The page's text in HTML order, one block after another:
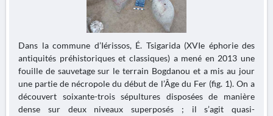
Dans la commune d’Iérissos, É. Tsigarida (XVIe éphorie des
antiquités préhistoriques et classiques) a mené en 2013 une
fouille de sauvetage sur le terrain Bogdanou et a mis au jour
une partie de nécropole du début de l’Âge du Fer (fig. 1). On a
découvert soixante-trois sépultures disposées de manière
dense sur deux niveaux superposés ; il s’agit quasi-